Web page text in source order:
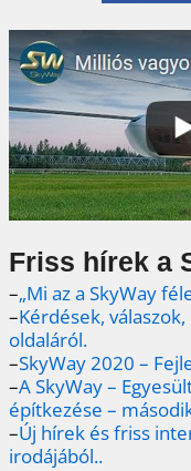
Friss hírek a
–„Mi az a SkyWay
–Kérdések,
oldaláról.
–SkyWay 2020 –
–A SkyWay –
építkezése –
–Új hírek és friss
irodájából..